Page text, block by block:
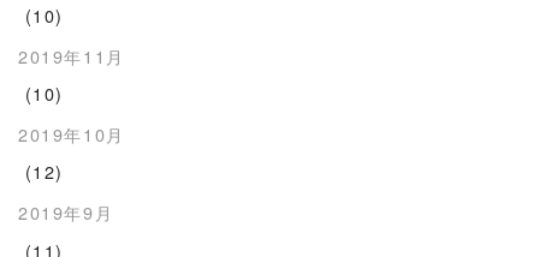
(10)
2019年11月
(10)
2019年10月
(12)
2019年9月
(11)